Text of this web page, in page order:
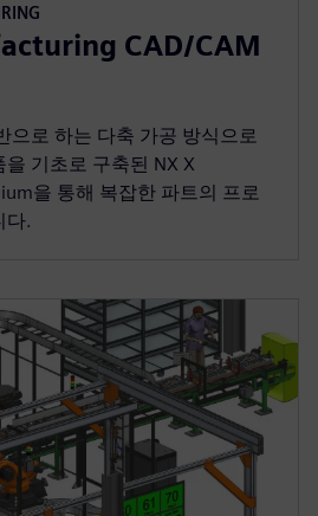
CAD/CAM
으로 하는 다축 가공 방식으로
기초로 구축된 NX X
을 통해 복잡한 파트의 프로
다.